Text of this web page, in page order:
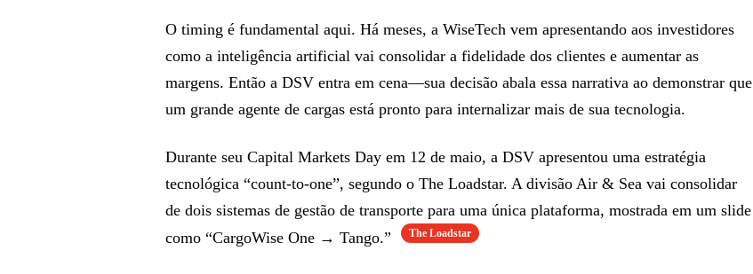
O timing é fundamental aqui. Há meses, a WiseTech vem apresentando aos investidores
como a inteligência artificial vai consolidar a fidelidade dos clientes e aumentar as
margens. Então a DSV entra em cena—sua decisão abala essa narrativa ao demonstrar que
um grande agente de cargas está pronto para internalizar mais de sua tecnologia.
Durante seu Capital Markets Day em 12 de maio, a DSV apresentou uma estratégia
tecnológica “count-to-one”, segundo o The Loadstar. A divisão Air & Sea vai consolidar
de dois sistemas de gestão de transporte para uma única plataforma, mostrada em um slide
como “CargoWise One → Tango.”
The Loadstar